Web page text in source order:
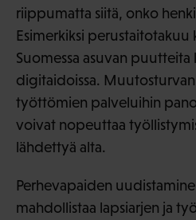
riippumatta siitä, onko
Esimerkiksi
Suomessa asuvan
digitaidoissa.
työttömien palveluihin
voivat nopeuttaa
lähdettyä alta.
Perhevapaiden
mahdollistaa lapsiarjen ja